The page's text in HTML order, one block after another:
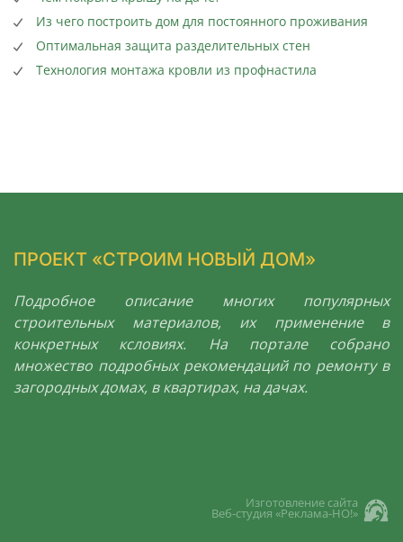
Из чего построить дом для постоянного проживания
Оптимальная защита разделительных стен
Технология монтажа кровли из профнастила
ПРОЕКТ «СТРОИМ НОВЫЙ ДОМ»
Подробное описание многих популярных
строительных материалов, их применение в
конкретных ксловиях. На портале собрано
множество подробных рекомендаций по ремонту в
загородных домах, в квартирах, на дачах.
Изготовление сайта
Веб-студия «Реклама-НО!»